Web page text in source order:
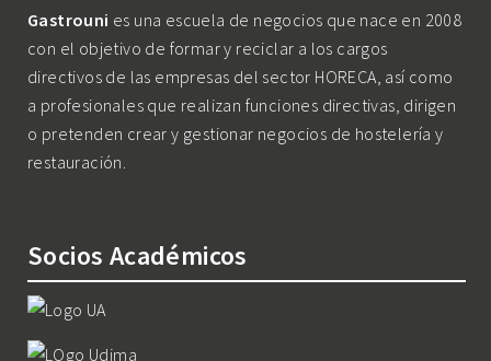
Gastrouni es una escuela de negocios que nace en 2008
con el objetivo de formar y reciclar a los cargos
directivos de las empresas del sector HORECA, así como
a profesionales que realizan funciones directivas, dirigen
o pretenden crear y gestionar negocios de hostelería y
restauración.
Socios Académicos